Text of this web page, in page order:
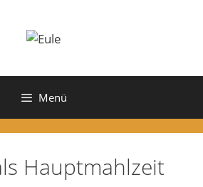
Menü
Hauptmahlzeit